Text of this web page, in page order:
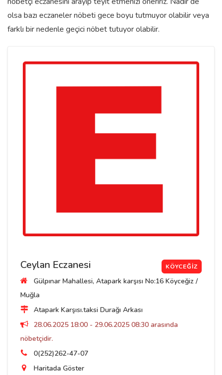
olsa bazı eczaneler nöbeti gece boyu tutmuyor olabilir veya
farklı bir nedenle geçici nöbet tutuyor olabilir.
Ceylan Eczanesi KÖYCEĞIZ
Gülpınar Mahallesi, Atapark karşısı No:16 Köyceğiz /
Muğla
Atapark Karşısı.taksi Durağı Arkası
28.06.2025 18:00 - 29.06.2025 08:30 arasında
nöbetçidir.
0(252)262-47-07
Haritada Göster